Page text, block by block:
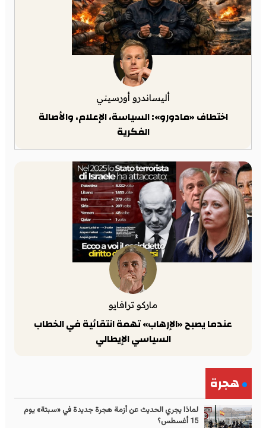
أليساندرو أورسيني
اختطاف «مادورو»: السياسة، الإعلام، والأصالة
الفكرية
ماركو ترافايو
عندما يصبح «الإرهاب» تهمة انتقائية في الخطاب
السياسي الإيطالي
هجرة
لماذا يجري الحديث عن أزمة هجرة جديدة في «سبتة» يوم
15 أغسطس؟